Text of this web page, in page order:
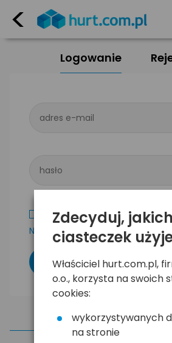
<
Logowanie
adres e-mail
hasło
Zapamiętaj mnie
Nie pamiętam hasła
Zdecyduj, jakich
ciasteczek
Właściciel hurt.com.pl,
o.o., korzysta na swoich
cookies:
wykorzystywanych
na stronie